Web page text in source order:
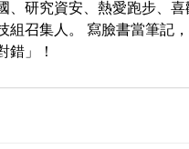
、研究資安、熱愛跑步、
組召集人。 寫臉書當筆記
錯」！